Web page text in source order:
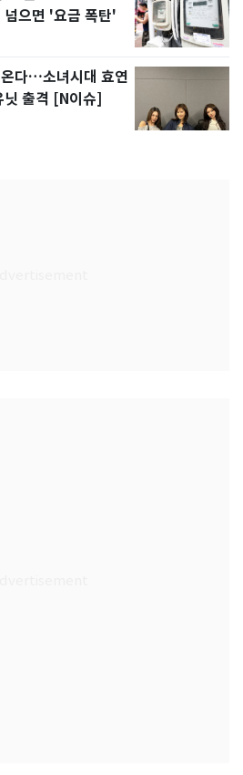
으면 '요금 폭탄'
다…소녀시대 효연
닛 출격 [N이슈]